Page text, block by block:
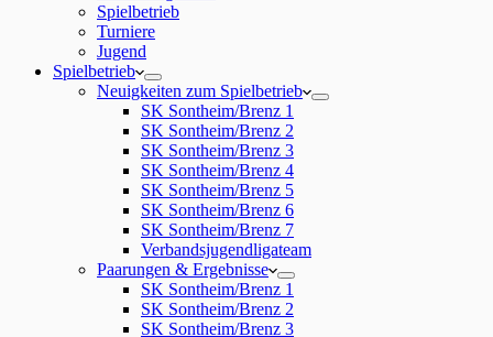
Spielbetrieb
Turniere
Jugend
Spielbetrieb
Neuigkeiten zum Spielbetrieb
SK Sontheim/Brenz 1
SK Sontheim/Brenz 2
SK Sontheim/Brenz 3
SK Sontheim/Brenz 4
SK Sontheim/Brenz 5
SK Sontheim/Brenz 6
SK Sontheim/Brenz 7
Verbandsjugendligateam
Paarungen & Ergebnisse
SK Sontheim/Brenz 1
SK Sontheim/Brenz 2
SK Sontheim/Brenz 3